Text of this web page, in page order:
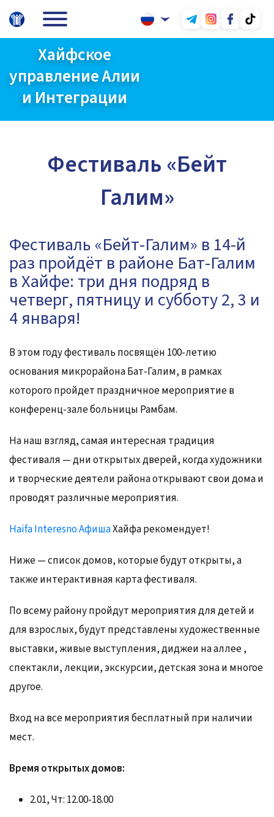
Хайфское
управление Алии
и Интеграции
Фестиваль «Бейт
Галим»
Фестиваль «Бейт-Галим» в 14-й
раз пройдёт в районе Бат-Галим
в Хайфе: три дня подряд в
четверг, пятницу и субботу 2, 3 и
4 января!
В этом году фестиваль посвящён 100-летию
основания микрорайона Бат-Галим, в рамках
которого пройдет праздничное мероприятие в
конференц-зале больницы Рамбам.
На наш взгляд, самая интересная традиция
фестиваля — дни открытых дверей, когда художники
и творческие деятели района открывают свои дома и
проводят различные мероприятия.
Haifa Interesno АфишаХайфа рекомендует!
Ниже — список домов, которые будут открыты, а
также интерактивная карта фестиваля.
По всему району пройдут мероприятия для детей и
для взрослых, будут представлены художественные
выставки, живые выступления, диджеи на аллее ,
спектакли, лекции, экскурсии, детская зона и многое
другое.
Вход на все мероприятия бесплатный при наличии
мест.
Время открытых домов:
2.01, Чт: 12.00-18.00